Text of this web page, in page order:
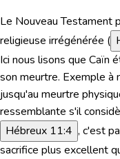
Le Nouveau Testament
religieuse irrégénérée (
Ici nous lisons que Caïn
son meurtre. Exemple à
jusqu'au meurtre
ressemblante s'il
Hébreux 11:4 , c'est
sacrifice plus excellent